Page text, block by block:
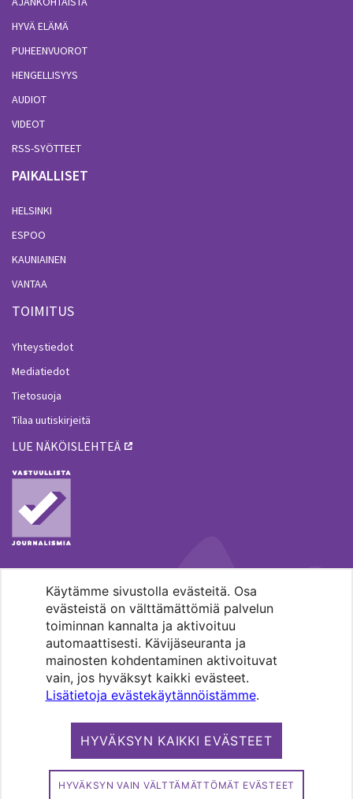
Käytämme sivustolla evästeitä. Osa
evästeistä on välttämättömiä palvelun
toiminnan kannalta ja aktivoituu
automaattisesti. Kävijäseuranta ja
mainosten kohdentaminen aktivoituvat
vain, jos hyväksyt kaikki evästeet.
Lisätietoja evästekäytännöistämme.
HYVÄKSYN KAIKKI EVÄSTEET
HYVÄKSYN VAIN VÄLTTÄMÄTTÖMÄT EVÄSTEET
HYVÄ ELÄMÄ
PUHEENVUOROT
HENGELLISYYS
AUDIOT
VIDEOT
RSS-SYÖTTEET
PAIKALLISET
HELSINKI
ESPOO
KAUNIAINEN
VANTAA
TOIMITUS
Yhteystiedot
Mediatiedot
Tietosuoja
Tilaa uutiskirjeitä
LUE NÄKÖISLEHTEÄ
MENOHAKU
Pääkaupunkiseudun evankelis-
luterilaisten seurakuntien media.
Copyright 2026. Kirkko ja kaupunki. All
rights reserved.